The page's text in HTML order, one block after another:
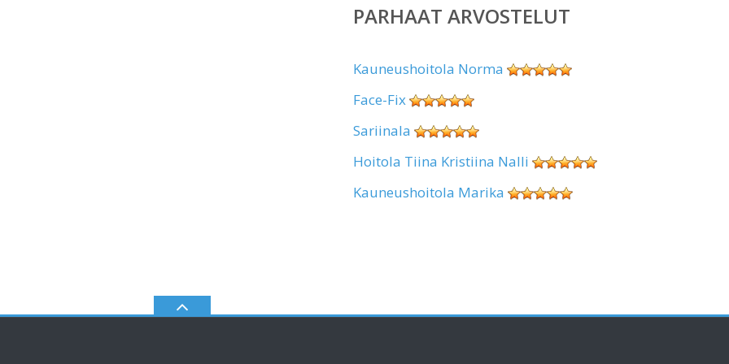
PARHAAT ARVOSTELUT
Kauneushoitola Norma
Face-Fix
Sariinala
Hoitola Tiina Kristiina Nalli
Kauneushoitola Marika